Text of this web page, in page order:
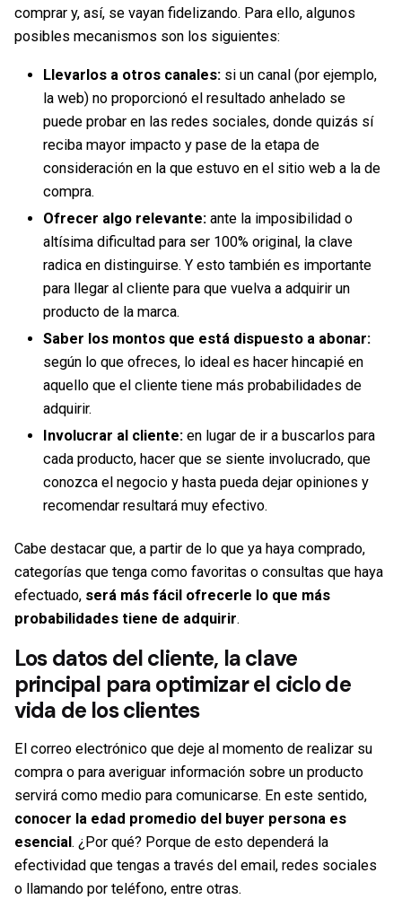
comprar y, así, se vayan fidelizando. Para ello, algunos
posibles mecanismos son los siguientes:
Llevarlos a otros canales: si un canal (por ejemplo,
la web) no proporcionó el resultado anhelado se
puede probar en las redes sociales, donde quizás sí
reciba mayor impacto y pase de la etapa de
consideración en la que estuvo en el sitio web a la de
compra.
Ofrecer algo relevante: ante la imposibilidad o
altísima dificultad para ser 100% original, la clave
radica en distinguirse. Y esto también es importante
para llegar al cliente para que vuelva a adquirir un
producto de la marca.
Saber los montos que está dispuesto a abonar:
según lo que ofreces, lo ideal es hacer hincapié en
aquello que el cliente tiene más probabilidades de
adquirir.
Involucrar al cliente: en lugar de ir a buscarlos para
cada producto, hacer que se siente involucrado, que
conozca el negocio y hasta pueda dejar opiniones y
recomendar resultará muy efectivo.
Cabe destacar que, a partir de lo que ya haya comprado,
categorías que tenga como favoritas o consultas que haya
efectuado, será más fácil ofrecerle lo que más
probabilidades tiene de adquirir.
Los datos del cliente, la clave
principal para optimizar el ciclo de
vida de los clientes
El correo electrónico que deje al momento de realizar su
compra o para averiguar información sobre un producto
servirá como medio para comunicarse. En este sentido,
conocer la edad promedio del buyer persona es
esencial . ¿Por qué? Porque de esto dependerá la
efectividad que tengas a través del email, redes sociales
o llamando por teléfono, entre otras.